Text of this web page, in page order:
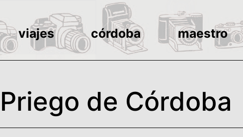
viajes córdoba maestro
Priego de Córdoba